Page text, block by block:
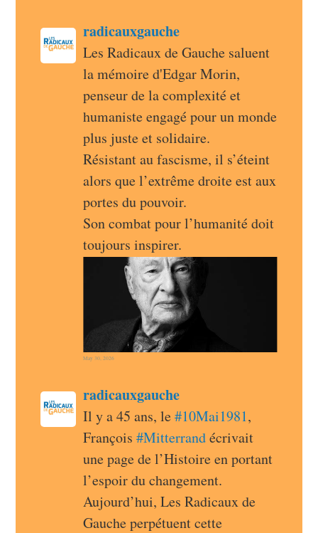
radicauxgauche avatar
radicauxgauchepost
Les Radicaux de Gauche saluent
la mémoire d'Edgar Morin,
penseur de la complexité et
humaniste engagé pour un monde
plus juste et solidaire.
Résistant au fascisme, il s’éteint
alors que l’extrême droite est aux
portes du pouvoir.
Son combat pour l’humanité doit
toujours inspirer.
May 30, 2026
radicauxgauche avatar
radicauxgauchepost
Il y a 45 ans, le #10Mai1981,
François #Mitterrand écrivait
une page de l’Histoire en portant
l’espoir du changement.
Aujourd’hui, Les Radicaux de
Gauche perpétuent cette